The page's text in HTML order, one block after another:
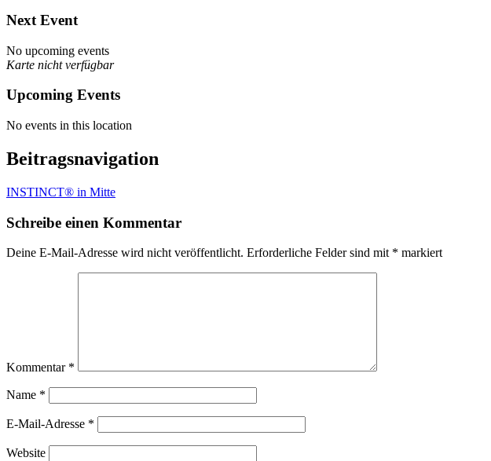
Next Event
No upcoming events
Karte nicht verfügbar
Upcoming Events
No events in this location
Beitragsnavigation
INSTINCT® in Mitte
Schreibe einen Kommentar
Deine E-Mail-Adresse wird nicht veröffentlicht. Erforderliche Felder sind mit * markiert
Kommentar *
Name *
E-Mail-Adresse *
Website